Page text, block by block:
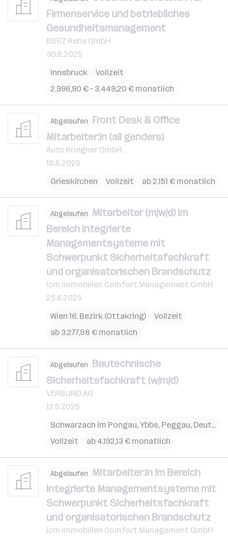
Firmenservice und betriebliches
Gesundheitsmanagement
BBRZ Reha GmbH
30.8.2025
Innsbruck
Vollzeit
2.996,90 € – 3.449,20 € monatlich
Abgelaufen Front Desk & Office
Mitarbeiter:in (all genders)
Auto Kriegner GmbH.
19.8.2025
Grieskirchen
Vollzeit ab 2.151 € monatlich
Abgelaufen Mitarbeiter (m/w/d) im
Bereich Integrierte
Managementsysteme mit
Schwerpunkt Sicherheitsfachkraft
und organisatorischen Brandschutz
icm Immobilien Comfort Management GmbH
25.6.2025
Wien 16. Bezirk (Ottakring)
Vollzeit
ab 3.277,98 € monatlich
Abgelaufen Bautechnische
Sicherheitsfachkraft (w/m/d)
VERBUND AG
12.5.2025
Schwarzach im Pongau,Ybbs, Peggau, Deutschfeistritz
Vollzeit
ab 4.192,13 € monatlich
Abgelaufen Mitarbeiter:in im Bereich
Integrierte Managementsysteme mit
Schwerpunkt Sicherheitsfachkraft
und organisatorischen Brandschutz
icm Immobilien Comfort Management GmbH